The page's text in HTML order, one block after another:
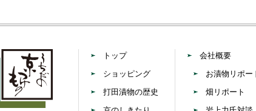
トップ
ショッピング
打田漬物の歴史
会社概要
お漬物リポー
畑リポート